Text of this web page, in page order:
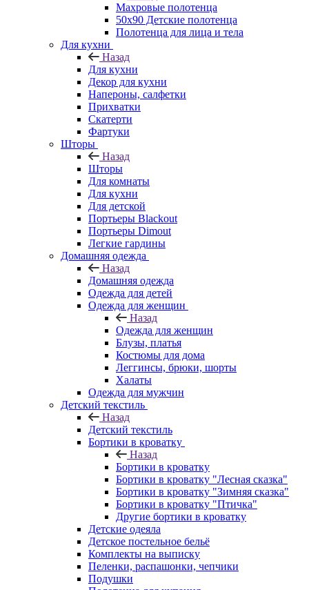
Махровые полотенца
50х90 Детские полотенца
Полотенца для лица и тела
Для кухни
Назад
Для кухни
Декор для кухни
Напероны, салфетки
Прихватки
Скатерти
Фартуки
Шторы
Назад
Шторы
Для комнаты
Для кухни
Для детской
Портьеры Blackout
Портьеры Dimout
Легкие гардины
Домашняя одежда
Назад
Домашняя одежда
Одежда для детей
Одежда для женщин
Назад
Одежда для женщин
Блузы, платья
Костюмы для дома
Леггинсы, брюки, шорты
Халаты
Одежда для мужчин
Детский текстиль
Назад
Детский текстиль
Бортики в кроватку
Назад
Бортики в кроватку
Бортики в кроватку "Лесная сказка"
Бортики в кроватку "Зимняя сказка"
Бортики в кроватку "Птичка"
Другие бортики в кроватку
Детские одеяла
Детское постельное бельё
Комплекты на выписку
Пеленки, распашонки, чепчики
Подушки